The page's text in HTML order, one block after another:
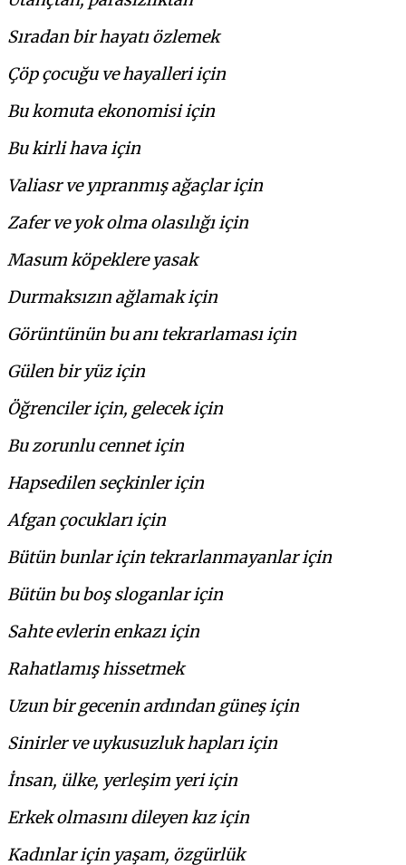
Sıradan bir hayatı özlemek
Çöp çocuğu ve hayalleri için
Bu komuta ekonomisi için
Bu kirli hava için
Valiasr ve yıpranmış ağaçlar için
Zafer ve yok olma olasılığı için
Masum köpeklere yasak
Durmaksızın ağlamak için
Görüntünün bu anı tekrarlaması için
Gülen bir yüz için
Öğrenciler için, gelecek için
Bu zorunlu cennet için
Hapsedilen seçkinler için
Afgan çocukları için
Bütün bunlar için tekrarlanmayanlar için
Bütün bu boş sloganlar için
Sahte evlerin enkazı için
Rahatlamış hissetmek
Uzun bir gecenin ardından güneş için
Sinirler ve uykusuzluk hapları için
İnsan, ülke, yerleşim yeri için
Erkek olmasını dileyen kız için
Kadınlar için yaşam, özgürlük